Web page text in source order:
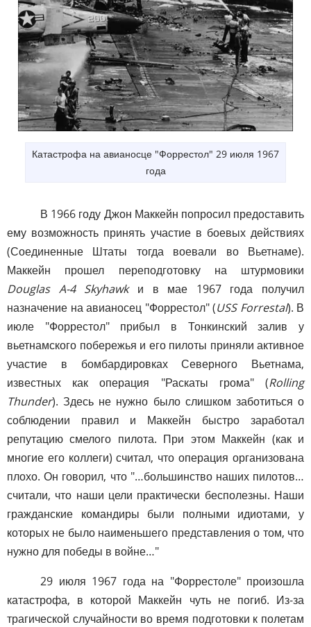
Катастрофа на авианосце "Форрестол" 29 июля 1967
года
В 1966 году Джон Маккейн попросил предоставить
ему возможность принять участие в боевых действиях
(Соединенные Штаты тогда воевали во Вьетнаме).
Маккейн прошел переподготовку на штурмовики
Douglas A-4 Skyhawkи в мае 1967 года получил
назначение на авианосец "Форрестол" (USS Forrestal). В
июле "Форрестол" прибыл в Тонкинский залив у
вьетнамского побережья и его пилоты приняли активное
участие в бомбардировках Северного Вьетнама,
известных как операция "Раскаты грома" (Rolling
Thunder). Здесь не нужно было слишком заботиться о
соблюдении правил и Маккейн быстро заработал
репутацию смелого пилота. При этом Маккейн (как и
многие его коллеги) считал, что операция организована
плохо. Он говорил, что "…большинство наших пилотов…
считали, что наши цели практически бесполезны. Наши
гражданские командиры были полными идиотами, у
которых не было наименьшего представления о том, что
нужно для победы в войне…"
29 июля 1967 года на "Форрестоле" произошла
катастрофа, в которой Маккейн чуть не погиб. Из-за
трагической случайности во время подготовки к полетам